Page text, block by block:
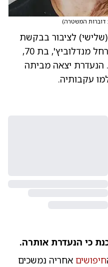
דוברות המשטרה)
לציבור בבקשת
סיוע דחופה באיתור הנעדרת רחל מנדלוביץ', בת 70,
הנעדרת יצאה מביתה
חיפושים אחריה נמשכים